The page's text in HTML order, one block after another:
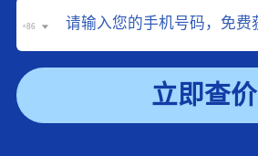
+86
立即查价